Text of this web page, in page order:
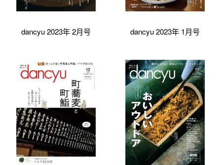
dancyu 2023年 2月号 dancyu 2023年 1月号